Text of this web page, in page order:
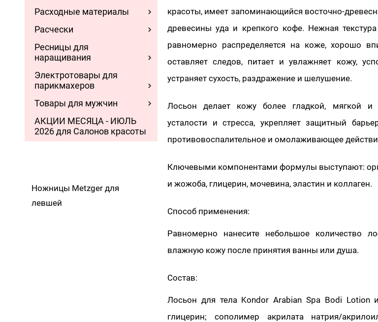
Расходные материалы
Расчески
Ресницы для
наращивания
Электротовары для
парикмахеров
Товары для мужчин
АКЦИИ МЕСЯЦА - ИЮЛЬ
2026 для Салонов красоты
Ножницы Metzger для
левшей
красоты, имеет запоминающийся восточно-
древесины уда и крепкого кофе. Нежная
равномерно распределяется на коже, хорошо
оставляет следов, питает и увлажняет кожу,
устраняет сухость, раздражение и шелушение.
Лосьон делает кожу более гладкой, мягкой
усталости и стресса, укрепляет защитный
противовоспалительное и омолаживающее
Ключевыми компонентами формулы выступают:
и жожоба, глицерин, мочевина, эластин и коллаген.
Способ применения:
Равномерно нанесите небольшое количество
влажную кожу после принятия ванны или душа.
Состав:
Лосьон для тела Kondor Arabian Spa Bodi Lotion
глицерин; сополимер акрилата натрия/